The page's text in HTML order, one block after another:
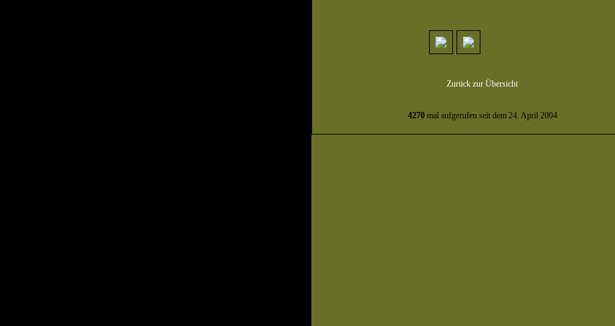
Zurück zur Übersicht
4270mal aufgerufen seit dem 24. April 2004